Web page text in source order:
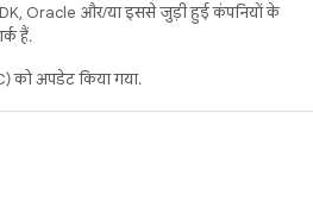
Oracle और/या इससे जुड़ी हुई कंपनियों के
हैं.
को अपडेट किया गया.